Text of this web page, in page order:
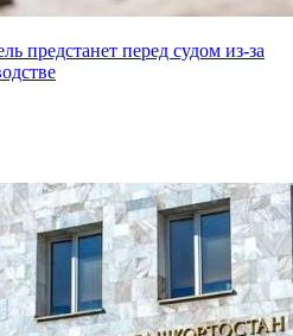
предстанет перед судом из-за